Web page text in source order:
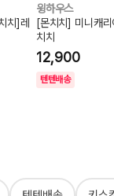
치]레
윙하우스
[몬치치] 미니캐리
치치
12,900
텐텐배송